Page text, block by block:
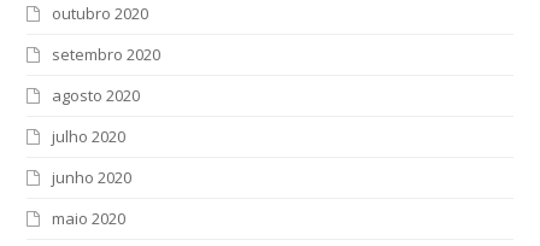
outubro 2020
setembro 2020
agosto 2020
julho 2020
junho 2020
maio 2020